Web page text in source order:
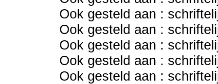
Ook gesteld aan :
Ook gesteld aan :
Ook gesteld aan :
Ook gesteld aan :
Ook gesteld aan :